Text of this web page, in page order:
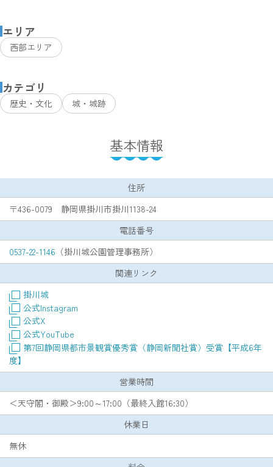
エリア
西部エリア
カテゴリ
歴史・文化 城・城跡
基本情報
住所
〒436-0079 静岡県掛川市掛川1138-24
電話番号
0537-22-1146 （掛川城公園管理事務所）
関連リンク
掛川城
公式Instagram
公式X
公式YouTube
第7回静岡県都市景観賞優秀賞（静岡新聞社賞）受賞【平成6年
度】
営業時間
＜天守閣・御殿＞9:00～17:00（最終入館16:30）
休業日
無休